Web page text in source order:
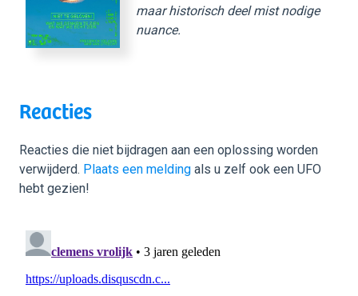
maar historisch deel mist nodige
nuance.
Reacties
Reacties die niet bijdragen aan een oplossing worden
verwijderd. Plaats een melding als u zelf ook een UFO
hebt gezien!